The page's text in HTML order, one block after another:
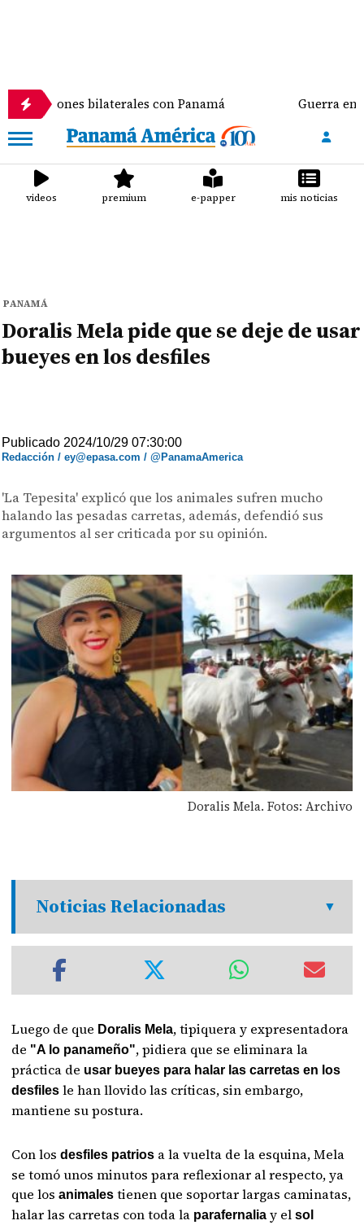
bilaterales con Panamá Guerra entre negros
videos premium e-papper mis noticias
PANAMÁ
Doralis Mela pide que se deje de usar
bueyes en los desfiles
Publicado 2024/10/29 07:30:00
Redacción / ey@epasa.com / @PanamaAmerica
'La Tepesita' explicó que los animales sufren mucho
halando las pesadas carretas, además, defendió sus
argumentos al ser criticada por su opinión.
Doralis Mela. Fotos: Archivo
Noticias Relacionadas
Luego de que Doralis Mela, tipiquera y expresentadora
de "A lo panameño", pidiera que se eliminara la
práctica de usar bueyes para halar las carretas en los
desfiles le han llovido las críticas, sin embargo,
mantiene su postura.
Con losdesfiles patrios a la vuelta de la esquina, Mela
se tomó unos minutos para reflexionar al respecto, ya
que losanimalestienen que soportar largas caminatas,
halar las carretas con toda la parafernaliay elsol